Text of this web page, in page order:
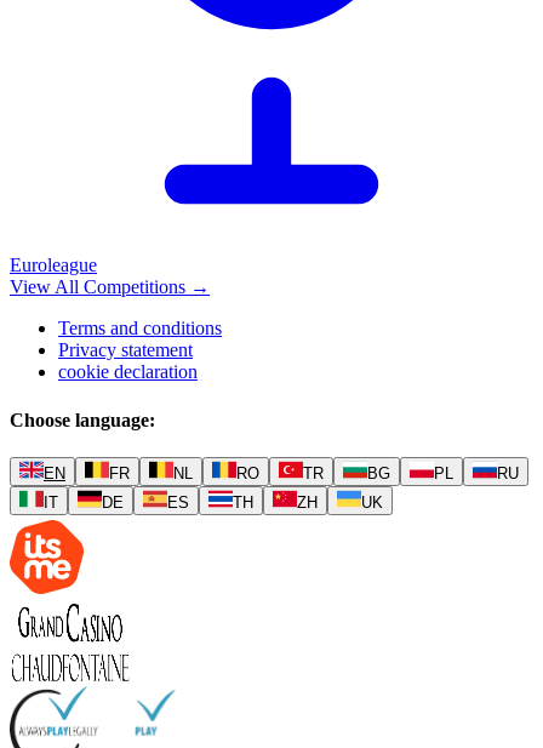
Euroleague
View All Competitions →
Terms and conditions
Privacy statement
cookie declaration
Choose language:
EN FR NL RO TR BG PL
RU
IT
DE ES TH ZH UK